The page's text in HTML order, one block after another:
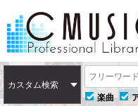
カスタム検索
楽曲